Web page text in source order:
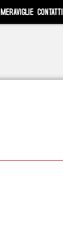
MERAVIGLIE CONTATTI